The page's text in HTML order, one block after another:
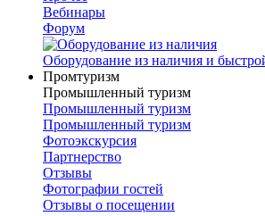
Вебинары
Форум
Оборудование из наличия и
Промтуризм
Промышленный туризм
Промышленный туризм
Промышленный туризм
Фотоэкскурсия
Партнерство
Отзывы
Фотографии гостей
Отзывы о посещении